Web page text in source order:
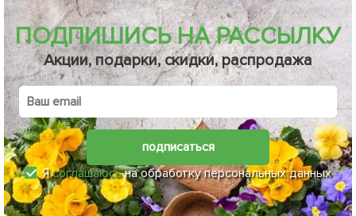
ПОДПИШИСЬ НА РАССЫЛКУ
Акции, подарки, скидки, распродажа
подписаться
Ясоглашаюсьна обработку персональных данных